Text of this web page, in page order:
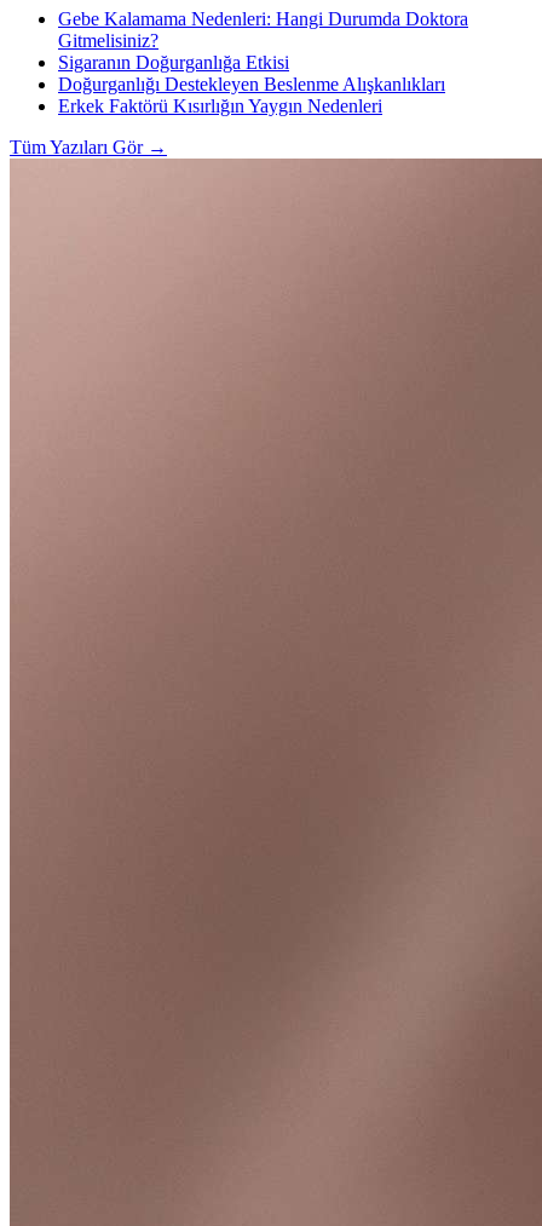
Gebe Kalamama Nedenleri: Hangi Durumda Doktora
Gitmelisiniz?
Sigaranın Doğurganlığa Etkisi
Doğurganlığı Destekleyen Beslenme Alışkanlıkları
Erkek Faktörü Kısırlığın Yaygın Nedenleri
Tüm Yazıları Gör →